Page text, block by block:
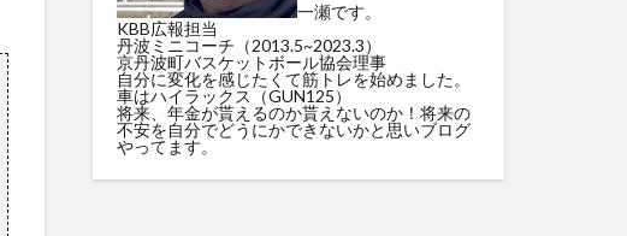
一瀬です。
KBB広報担当
丹波ミニコーチ（2013.5~2023.3）
京丹波町バスケットボール協会理事
自分に変化を感じたくて筋トレを始めました。
車はハイラックス（GUN125）
将来、年金が貰えるのか貰えないのか！将来の
不安を自分でどうにかできないかと思いブログ
やってます。